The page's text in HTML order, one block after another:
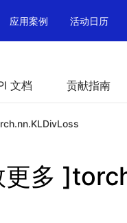
应用案例 活动日历
文档 贡献指南
多